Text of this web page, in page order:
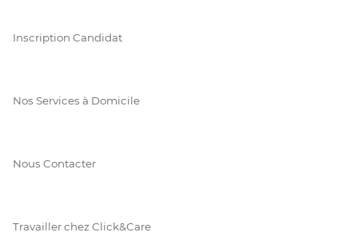
Inscription Candidat
Nos Services à Domicile
Nous Contacter
Travailler chez Click&Care